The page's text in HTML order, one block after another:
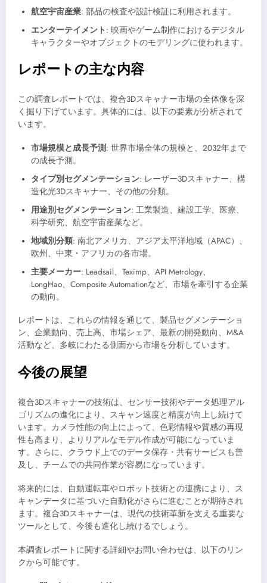
航空宇宙産業: 部品の検査や設計検証に利用されます。
エンターテイメント : 映画やゲーム制作におけるデジタル
キャラクターやオブジェクトのモデリングに使われます。
レポートの主な内容
この調査レポートでは、複合3Dスキャナー市場の全体像を深
く掘り下げています。具体的には、以下の要素が分析されて
います。
市場規模と成長予測: 世界市場全体の規模と、2032年まで
の成長予測。
タイプ別セグメンテーション: レーザー3Dスキャナー、構
造化光3Dスキャナー、その他の分類。
用途別セグメンテーション: 工業製造、建設工学、医療、
科学研究、航空宇宙産業など。
地域別分類: 南北アメリカ、アジア太平洋地域（APAC）、
欧州、中東・アフリカの各市場。
主要メーカー: Leadsail、Teximp、API Metrology、
LongHao、Composite Automationなど、市場を牽引する企業
の動向。
レポートは、これらの情報を通じて、製品セグメンテーショ
ン、企業動向、売上高、市場シェア、最新の開発動向、M&A
活動など、多岐にわたる側面から市場を分析しています。
今後の展望
複合3Dスキャナーの技術は、センサー技術やデータ処理アル
ゴリズムの進化により、スキャン速度と精度が向上し続けて
います。カメラ性能の向上によって、色彩情報や質感の再現
性も高まり、よりリアルなモデル作成が可能になっていま
す。さらに、クラウド上でのデータ保存・共有サービスも普
及し、チームでの共同作業が容易になっています。
将来的には、自動運転車やロボット技術との連携により、ス
キャンデータに基づいた自動化がさらに進むことが期待され
ます。複合3Dスキャナーは、現代の技術革新を支える重要な
ツールとして、今後も進化し続けるでしょう。
本調査レポートに関する詳細やお問い合わせは、以下のリン
クから可能です。